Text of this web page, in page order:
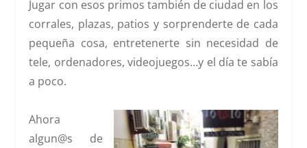
Jugar con esos primos también de ciudad en los
corrales, plazas, patios y sorprenderte de cada
pequeña cosa, entretenerte sin necesidad de
tele, ordenadores, videojuegos…y el día te sabía
a poco.
Ahora
algun@s de